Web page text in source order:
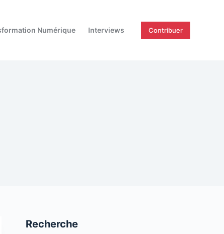
Numérique Interviews Contribuer
Recherche